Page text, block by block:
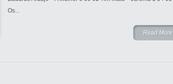
Os...
Read More